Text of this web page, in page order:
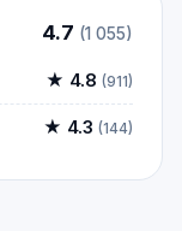
4.7 (1 055)
★ 4.8 (911)
★ 4.3 (144)